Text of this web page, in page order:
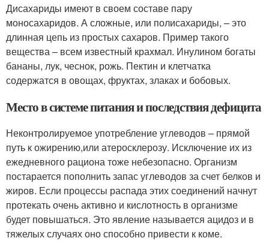
Дисахариды имеют в своем составе пару
моносахаридов. А сложные, или полисахариды, – это
длинная цепь из простых сахаров. Пример такого
вещества – всем известный крахмал. Инулином богаты
бананы, лук, чеснок, рожь. Пектин и клетчатка
содержатся в овощах, фруктах, злаках и бобовых.
Место в системе питания и последствия дефицита
Неконтролируемое употребление углеводов – прямой
путь к ожирению,или атеросклерозу. Исключение их из
ежедневного рациона тоже небезопасно. Организм
постарается пополнить запас углеводов за счет белков и
жиров. Если процессы распада этих соединений начнут
протекать очень активно и кислотность в организме
будет повышаться. Это явление называется ацидоз и в
тяжелых случаях оно способно привести к коме.